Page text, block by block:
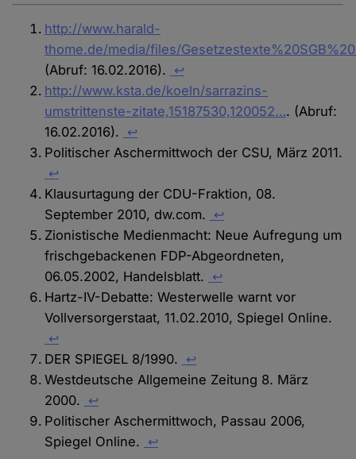
http://www.harald-
thome.de/media/files/
(Abruf: 16.02.2016). ↩
http://www.ksta.de/koeln/sarrazins-
umstrittenste-zitate,15187530,120052…. (Abruf:
16.02.2016). ↩
Politischer Aschermittwoch der CSU, März 2011.
↩
Klausurtagung der CDU-Fraktion, 08.
September 2010, dw.com. ↩
Zionistische Medienmacht: Neue Aufregung um
frischgebackenen FDP-Abgeordneten,
06.05.2002, Handelsblatt. ↩
Hartz-IV-Debatte: Westerwelle warnt vor
Vollversorgerstaat, 11.02.2010, Spiegel Online.
↩
DER SPIEGEL 8/1990. ↩
Westdeutsche Allgemeine Zeitung 8. März
2000. ↩
Politischer Aschermittwoch, Passau 2006,
Spiegel Online. ↩